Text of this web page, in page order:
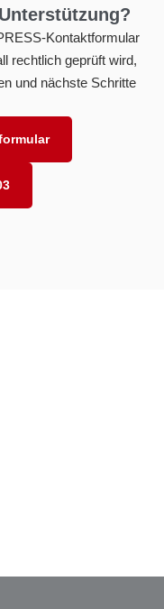
Kontaktformular
rechtlich geprüft wird,
und nächste Schritte